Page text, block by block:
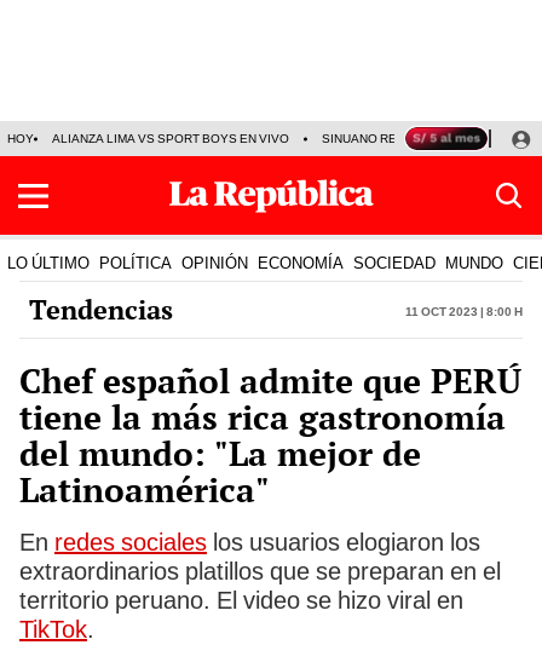
HOY ALIANZA LIMA VS SPORT BOYS EN VIVO SINUANO RESULTADOS HOY
LO ÚLTIMO POLÍTICA OPINIÓN ECONOMÍA SOCIEDAD MUNDO
Tendencias 11 Oct 2023 | 8:00 h
Chef español admite que PERÚ
tiene la más rica gastronomía
del mundo: "La mejor de
Latinoamérica"
En redes sociales los usuarios elogiaron los
extraordinarios platillos que se preparan en el
territorio peruano. El video se hizo viral en
TikTok.